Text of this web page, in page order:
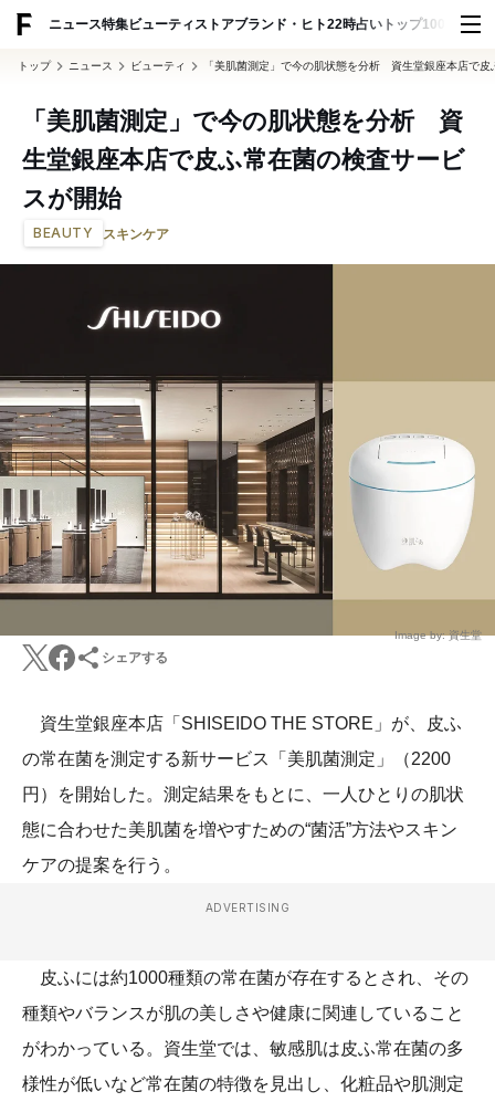
ニュース特集ビューティ ストアブランド・ヒト22時占い トップ100 スナッ
トップ ニュース ビューティ 「美肌菌測定」で今の肌状態を分析 資生堂銀座本店で
「美肌菌測定」で今の肌状態を分析 資
生堂銀座本店で皮ふ常在菌の検査サービ
スが開始
BEAUTY スキンケア
Image by: 資生堂
シェアする
資生堂銀座本店「SHISEIDO THE STORE」が、皮ふ
の常在菌を測定する新サービス「美肌菌測定」（2200
円）を開始した。測定結果をもとに、一人ひとりの肌状
態に合わせた美肌菌を増やすための“菌活”方法やスキン
ケアの提案を行う。
ADVERTISING
皮ふには約1000種類の常在菌が存在するとされ、その
種類やバランスが肌の美しさや健康に関連していること
がわかっている。資生堂では、敏感肌は皮ふ常在菌の多
様性が低いなど常在菌の特徴を見出し、化粧品や肌測定